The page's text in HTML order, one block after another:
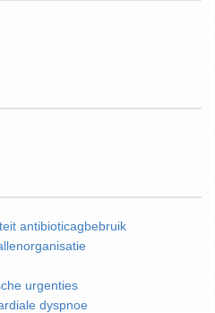
antibioticagbebruik
urgenties
dyspnoe